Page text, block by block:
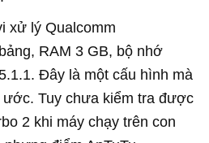
xử lý Qualcomm
RAM 3 GB, bộ nhớ
Đây là một cấu hình mà
Tuy chưa kiểm tra được
2 khi máy chạy trên con